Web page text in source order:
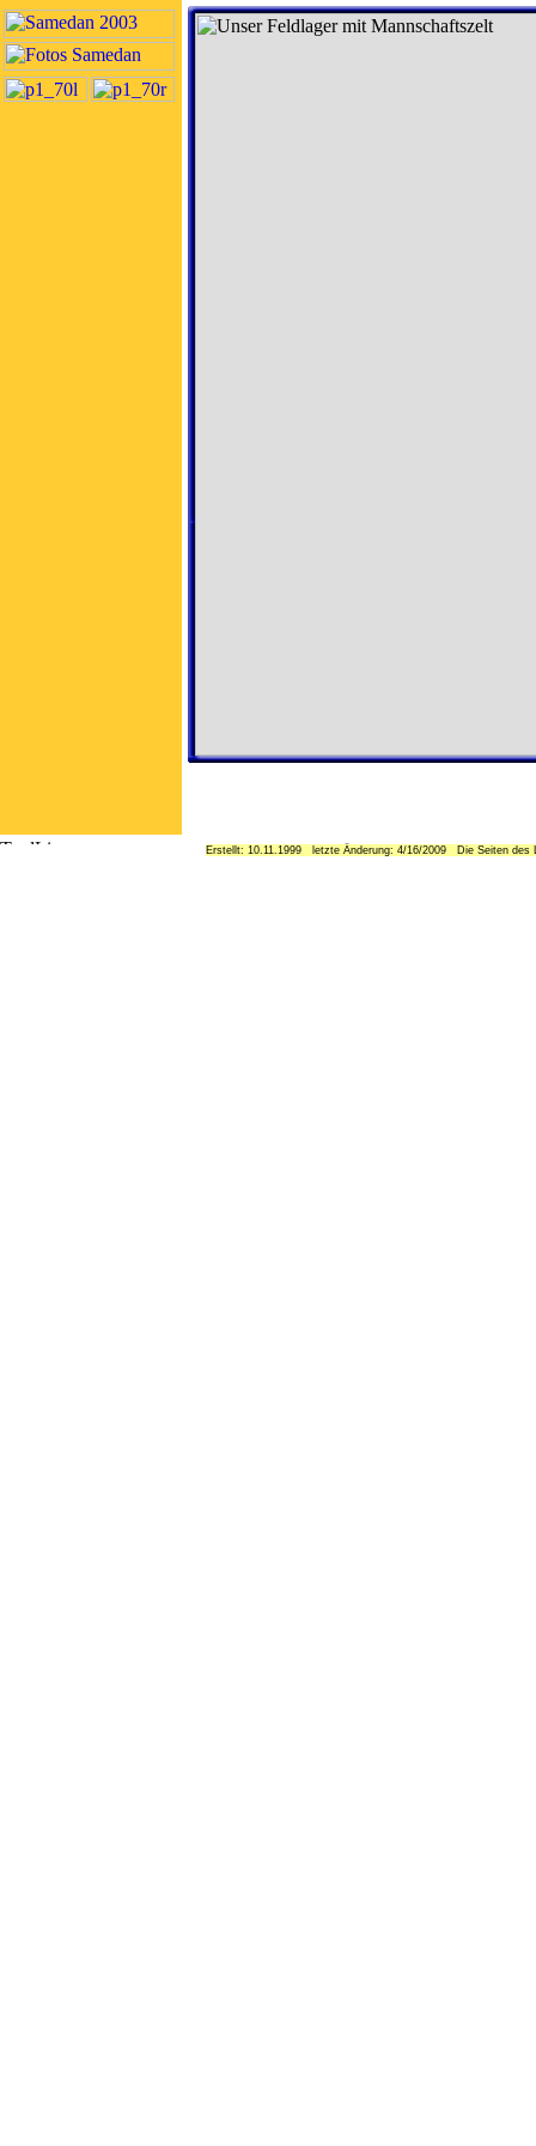
Erstellt: 10.11.1999 letzte Änderung: 4/16/2009 Die Seiten des